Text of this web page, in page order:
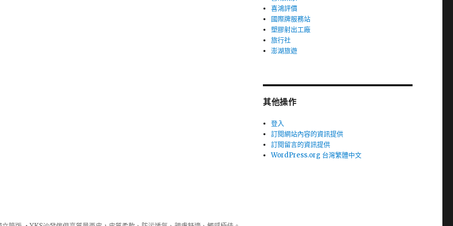
喜鴻評價
國際牌服務站
塑膠射出工廠
旅行社
澎湖旅遊
其他操作
登入
訂閱網站內容的資訊提供
訂閱留言的資訊提供
WordPress.org 台灣繁體中文